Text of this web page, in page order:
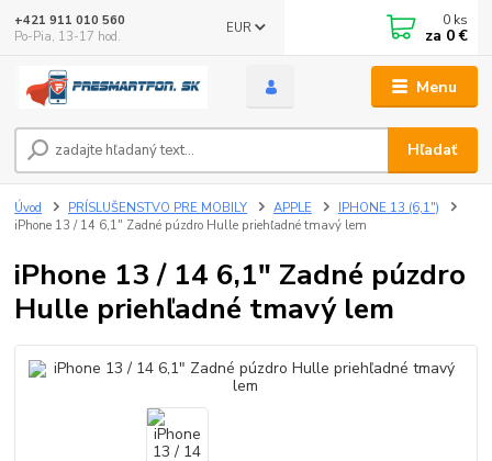
Menu
EUR
Hľadať
+421 911 010 560
Po-Pia, 13-17 hod.
0 ks
za 0 €
Úvod PRÍSLUŠENSTVO PRE MOBILY APPLE
IPHONE 13 (6,1")
iPhone 13 / 14 6,1" Zadné púzdro Hulle priehľadné tmavý lem
iPhone 13 / 14 6,1" Zadné púzdro
Hulle priehľadné tmavý lem